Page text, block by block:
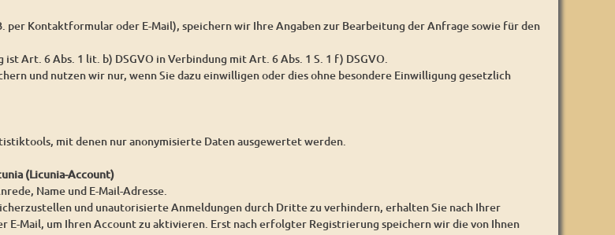
per Kontaktformular oder E-Mail), speichern wir Ihre Angaben zur Bearbeitung der Anfrage sowie für den
Art. 6 Abs. 1 lit. b) DSGVO in Verbindung mit Art. 6 Abs. 1 S. 1 f) DSGVO.
und nutzen wir nur, wenn Sie dazu einwilligen oder dies ohne besondere Einwilligung gesetzlich
mit denen nur anonymisierte Daten ausgewertet werden.
(Licunia-Account)
Name und E-Mail-Adresse.
und unautorisierte Anmeldungen durch Dritte zu verhindern, erhalten Sie nach Ihrer
Mail, um Ihren Account zu aktivieren. Erst nach erfolgter Registrierung speichern wir die von Ihnen